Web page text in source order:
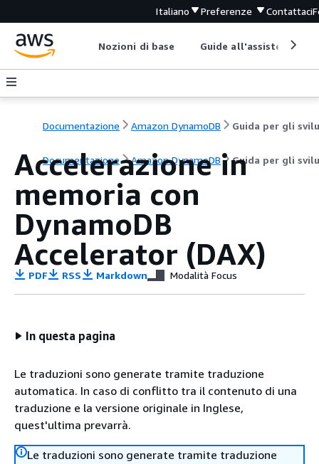
Italiano Preferenze Contattaci
Nozioni di base Guide all'assistenza
Documentazione Amazon DynamoDB
Documentazione Amazon DynamoDB Guida per gli
Accelerazione in
memoria con
DynamoDB
Accelerator (DAX)
PDF RSS Markdown Modalità Focus
In questa pagina
Le traduzioni sono generate tramite traduzione
automatica. In caso di conflitto tra il contenuto di una
traduzione e la versione originale in Inglese,
quest'ultima prevarrà.
Le traduzioni sono generate tramite traduzione